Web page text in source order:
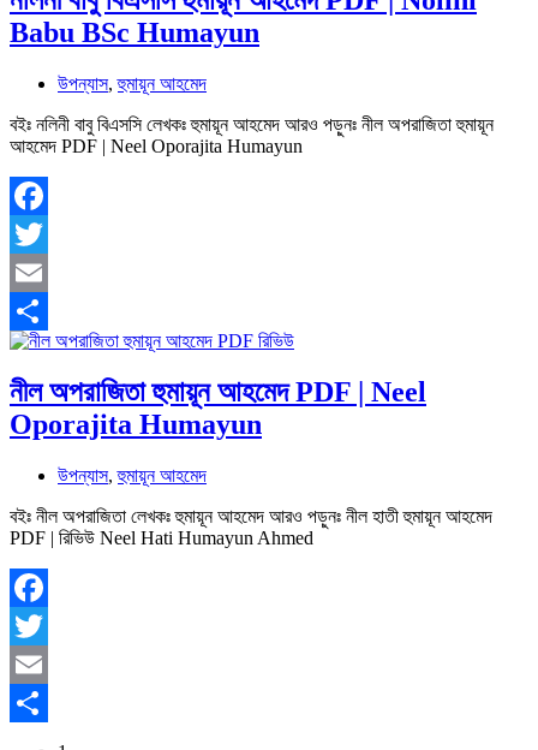
Babu BSc Humayun
উপন্যাস,হুমায়ূন আহমেদ
বইঃ নলিনী বাবু বিএসসি লেখকঃ হুমায়ূন আহমেদ আরও পড়ুনঃ নীল অপরাজিতা হুমায়ূন
আহমেদ PDF | Neel Oporajita Humayun
Facebook
Twitter
Email
Share
নীল অপরাজিতা হুমায়ূন আহমেদ PDF | Neel
Oporajita Humayun
উপন্যাস,হুমায়ূন আহমেদ
বইঃ নীল অপরাজিতা লেখকঃ হুমায়ূন আহমেদ আরও পড়ুনঃ নীল হাতী হুমায়ূন আহমেদ
PDF | রিভিউ Neel Hati Humayun Ahmed
Facebook
Twitter
Email